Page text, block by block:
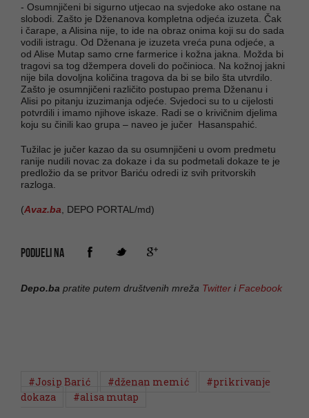
- Osumnjičeni bi sigurno utjecao na svjedoke ako ostane na
slobodi. Zašto je Dženanova kompletna odjeća izuzeta. Čak
i čarape, a Alisina nije, to ide na obraz onima koji su do sada
vodili istragu. Od Dženana je izuzeta vreća puna odjeće, a
od Alise Mutap samo crne farmerice i kožna jakna. Možda bi
tragovi sa tog džempera doveli do počinioca. Na kožnoj jakni
nije bila dovoljna količina tragova da bi se bilo šta utvrdilo.
Zašto je osumnjičeni različito postupao prema Dženanu i
Alisi po pitanju izuzimanja odjeće. Svjedoci su to u cijelosti
potvrdili i imamo njihove iskaze. Radi se o krivičnim djelima
koju su činili kao grupa – naveo je jučer Hasanspahić.
Tužilac je jučer kazao da su osumnjičeni u ovom predmetu
ranije nudili novac za dokaze i da su podmetali dokaze te je
predložio da se pritvor Bariću odredi iz svih pritvorskih
razloga.
(Avaz.ba , DEPO PORTAL/md)
PODIJELI NA
Depo.ba pratite putem društvenih mreža Twitter iFacebook
#Josip Barić #dženan memić
#prikrivanje
dokaza
#alisa mutap